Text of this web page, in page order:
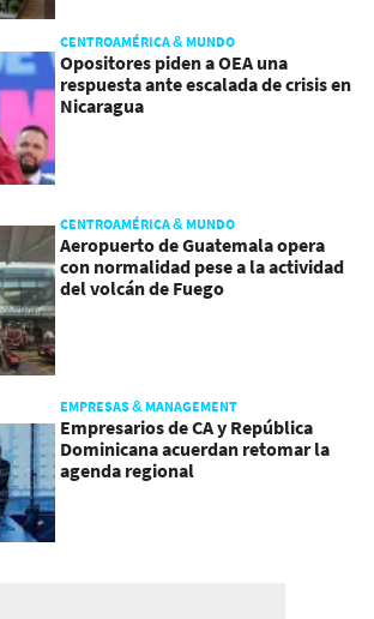
CENTROAMÉRICA & MUNDO
Opositores piden a OEA una
respuesta ante escalada de crisis en
Nicaragua
CENTROAMÉRICA & MUNDO
Aeropuerto de Guatemala opera
con normalidad pese a la actividad
del volcán de Fuego
EMPRESAS & MANAGEMENT
Empresarios de CA y República
Dominicana acuerdan retomar la
agenda regional